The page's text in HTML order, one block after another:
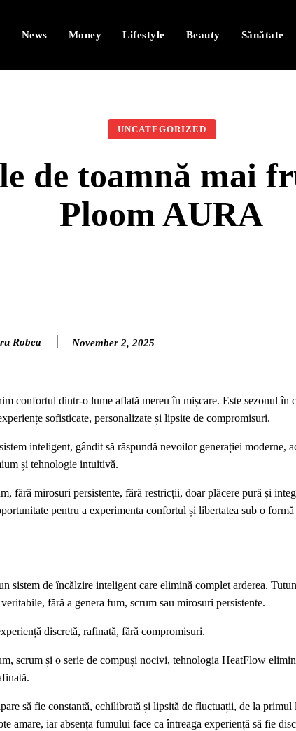
News Money Lifestyle Beauty Sănătate
UNCATEGORIZED
de toamnă mai
Ploom AURA
Robea November 2, 2025
confortul dintr-o lume aflată mereu în mișcare. Este sezonul în
sofisticate, personalizate și lipsite de compromisuri.
inteligent, gândit să răspundă nevoilor generației moderne,
și tehnologie intuitivă.
mirosuri persistente, fără restricții, doar plăcere pură și
pentru a experimenta confortul și libertatea sub o formă
de încălzire inteligent care elimină complet arderea.
fără a genera fum, scrum sau mirosuri persistente.
discretă, rafinată, fără compromisuri.
scrum și o serie de compuși nocivi, tehnologia HeatFlow
să fie constantă, echilibrată și lipsită de fluctuații, de la
amare, iar absența fumului face ca întreaga experiență să fie